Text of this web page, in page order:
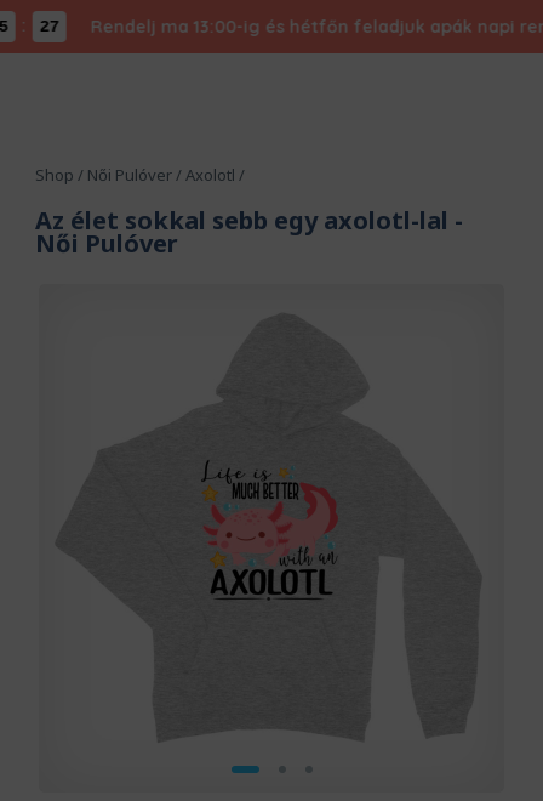
26 Rendelj ma 13:00-ig és hétfőn feladjuk apák napi
Shop / Női Pulóver/Axolotl /
Az élet sokkal sebb egy axolotl-lal -
Női Pulóver